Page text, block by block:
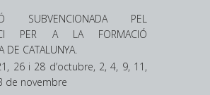
SUBVENCIONADA PEL
PER A LA FORMACIÓ
DE CATALUNYA.
26 i 28 d’octubre, 2, 4, 9, 11,
de novembre